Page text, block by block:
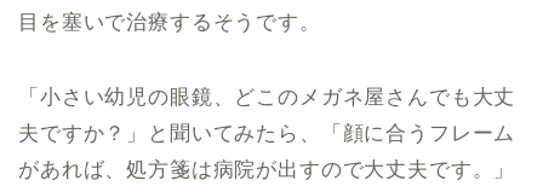
目を塞いで治療するそうです。
「小さい幼児の眼鏡、どこのメガネ屋さんでも大丈
夫ですか？」と聞いてみたら、「顔に合うフレーム
があれば、処方箋は病院が出すので大丈夫です。」